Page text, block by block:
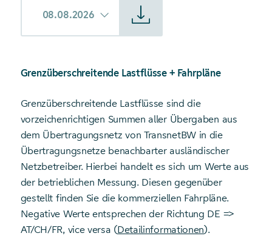
08.08.2026
Grenzüberschreitende Lastflüsse + Fahrpläne
Grenzüberschreitende Lastflüsse sind die
vorzeichenrichtigen Summen aller Übergaben aus
dem Übertragungsnetz von TransnetBW in die
Übertragungsnetze benachbarter ausländischer
Netzbetreiber. Hierbei handelt es sich um Werte aus
der betrieblichen Messung. Diesen gegenüber
gestellt finden Sie die kommerziellen Fahrpläne.
Negative Werte entsprechen der Richtung DE =>
AT/CH/FR, vice versa (Detailinformationen).